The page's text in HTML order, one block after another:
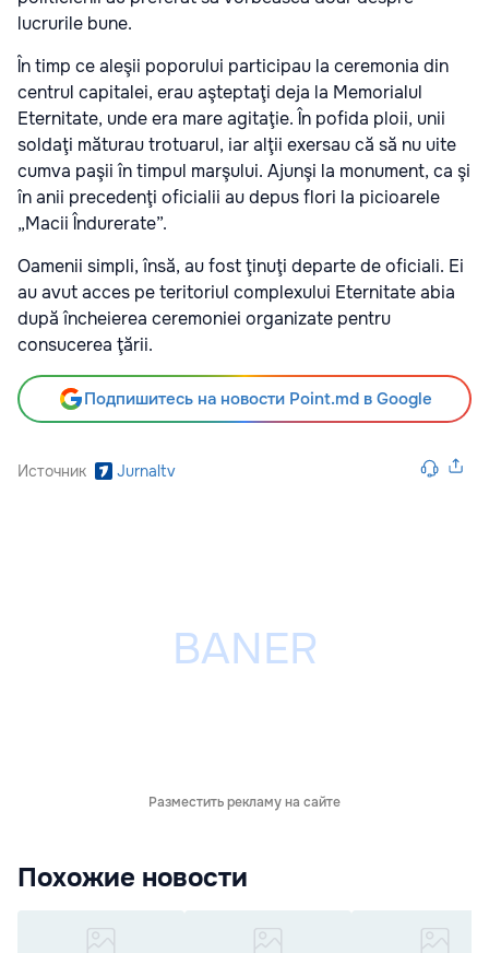
lucrurile bune.
În timp ce aleşii poporului participau la ceremonia din
centrul capitalei, erau aşteptaţi deja la Memorialul
Eternitate, unde era mare agitaţie. În pofida ploii, unii
soldaţi măturau trotuarul, iar alţii exersau că să nu uite
cumva paşii în timpul marşului. Ajunşi la monument, ca şi
în anii precedenţi oficialii au depus flori la picioarele
„Macii Îndurerate”.
Oamenii simpli, însă, au fost ţinuţi departe de oficiali. Ei
au avut acces pe teritoriul complexului Eternitate abia
după încheierea ceremoniei organizate pentru
consucerea ţării.
Подпишитесь на новости Point.md в Google
Источник Jurnaltv
Разместить рекламу на сайте
Похожие новости